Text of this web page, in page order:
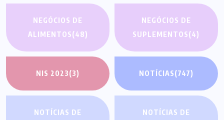
NEGÓCIOS DE
ALIMENTOS(48)
NEGÓCIOS DE
SUPLEMENTOS(4)
NIS 2023(3) NOTÍCIAS(747)
NOTÍCIAS DE
NOTÍCIAS DE